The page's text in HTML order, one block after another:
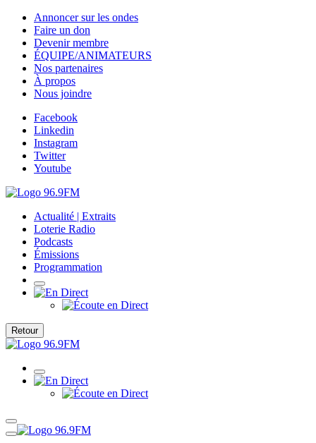
Annoncer sur les ondes
Faire un don
Devenir membre
ÉQUIPE/ANIMATEURS
Nos partenaires
À propos
Nous joindre
Facebook
Linkedin
Instagram
Twitter
Youtube
Actualité | Extraits
Loterie Radio
Podcasts
Émissions
Programmation
Retour